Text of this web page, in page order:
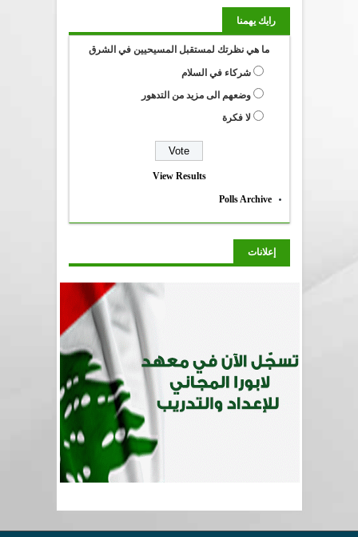
رايك يهمنا
ما هي نظرتك لمستقبل المسيحيين في الشرق
شركاء في السلام
وضعهم الى مزيد من التدهور
لا فكرة
View Results
Polls Archive
إعلانات